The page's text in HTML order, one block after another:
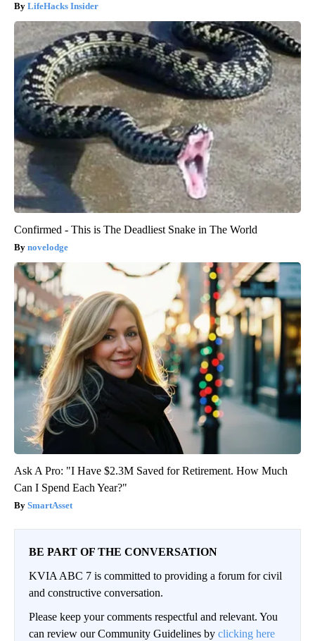
LifeHacks Insider
Confirmed - This is The Deadliest Snake in The World
novelodge
Ask A Pro: "I Have $2.3M Saved for Retirement. How Much
Can I Spend Each Year?"
SmartAsset
BE PART OF THE CONVERSATION
KVIA ABC 7 is committed to providing a forum for civil
and constructive conversation.
Please keep your comments respectful and relevant. You
can review our Community Guidelines by clicking here